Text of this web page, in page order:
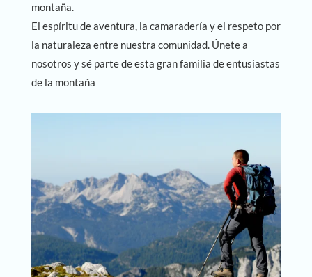
montaña.
El espíritu de aventura, la camaradería y el respeto por
la naturaleza entre nuestra comunidad. Únete a
nosotros y sé parte de esta gran familia de entusiastas
de la montaña